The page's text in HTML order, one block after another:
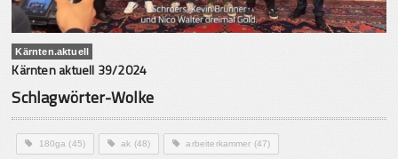
Kärnten.aktuell
Kärnten aktuell 39/2024
Schlagwörter-Wolke
180ga (45) ak (48) arbeiterkammer (47)